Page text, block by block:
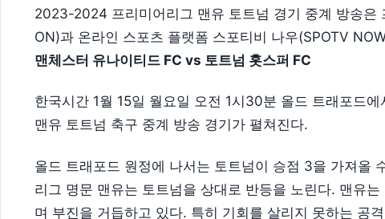
2023-2024 프리미어리그 맨유 토트넘 경기 중계 방송은
ON)과 온라인 스포츠 플랫폼 스포티비 나우(SPOTV
맨체스터 유나이티드 FC vs 토트넘 홋스퍼 FC
한국시간 1월 15일 월요일 오전 1시30분 올드 트래포드
맨유 토트넘 축구 중계 방송 경기가 펼쳐진다.
올드 트래포드 원정에 나서는 토트넘이 승점 3을 가져올
리그 명문 맨유는 토트넘을 상대로 반등을 노린다. 맨유
며 부진을 거듭하고 있다. 특히 기회를 살리지 못하는 공